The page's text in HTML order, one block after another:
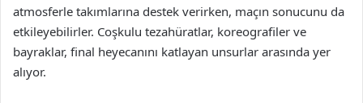
atmosferle takımlarına destek verirken, maçın sonucunu da
etkileyebilirler. Coşkulu tezahüratlar, koreografiler ve
bayraklar, final heyecanını katlayan unsurlar arasında yer
alıyor.